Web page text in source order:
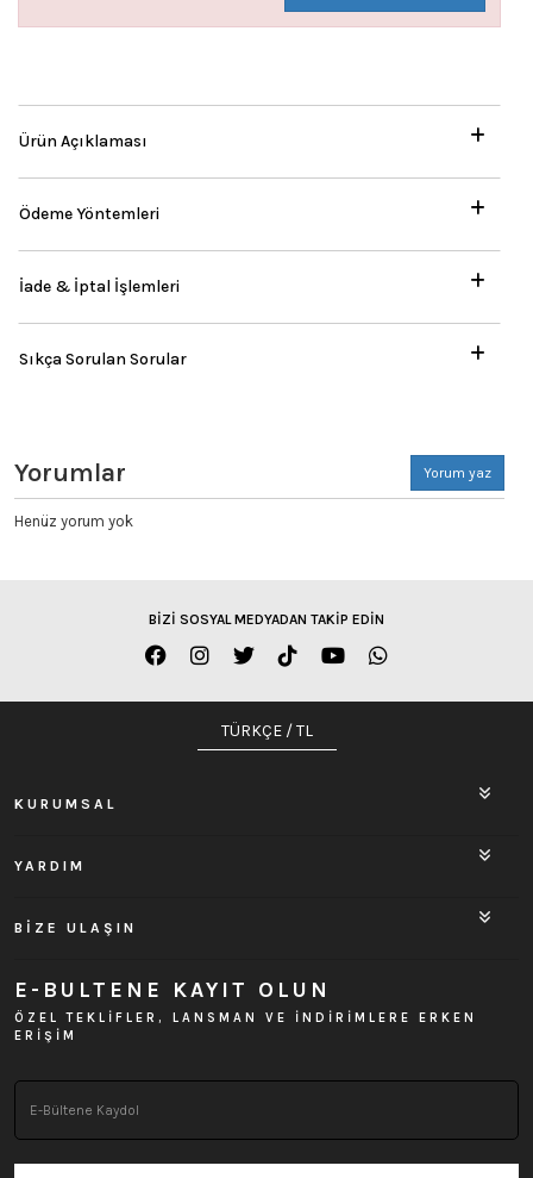
Ürün Açıklaması
Ödeme Yöntemleri
İade & İptal İşlemleri
Sıkça Sorulan Sorular
Yorumlar Yorum yaz
Henüz yorum yok
BİZİ SOSYAL MEDYADAN TAKİP EDİN
TÜRKÇE / TL
KURUMSAL
YARDIM
BİZE ULAŞIN
E-BULTENE KAYIT OLUN
ÖZEL TEKLİFLER, LANSMAN VE İNDİRİMLERE ERKEN
ERİŞİM